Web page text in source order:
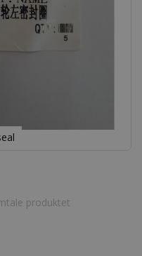
produktet